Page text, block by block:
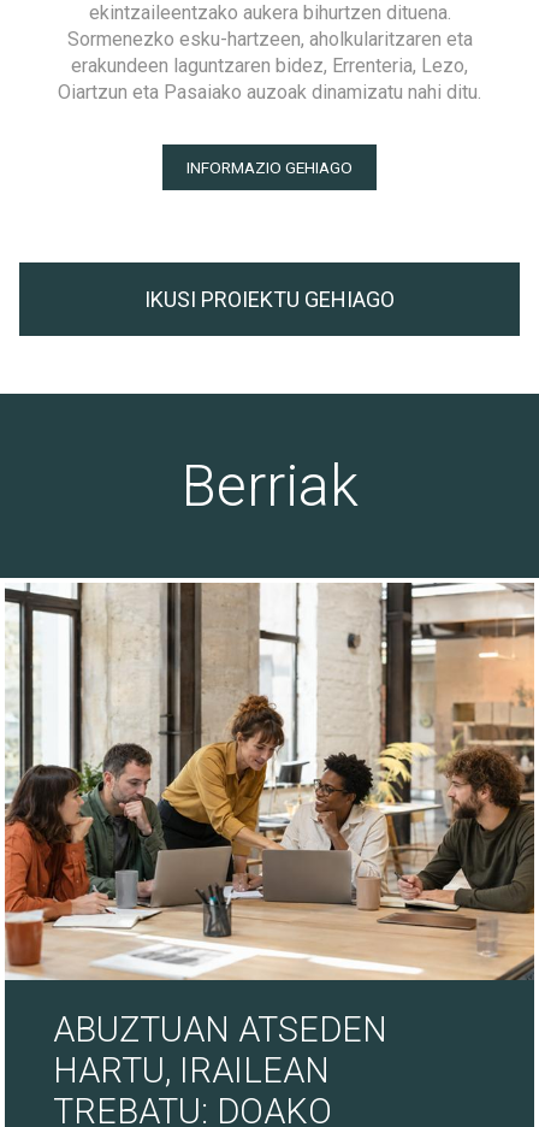
ekintzaileentzako aukera bihurtzen dituena.
Sormenezko esku-hartzeen, aholkularitzaren eta
erakundeen laguntzaren bidez, Errenteria, Lezo,
Oiartzun eta Pasaiako auzoak dinamizatu nahi ditu.
INFORMAZIO GEHIAGO
IKUSI PROIEKTU GEHIAGO
Berriak
30/07/26
ABUZTUAN ATSEDEN
HARTU, IRAILEAN
TREBATU: DOAKO